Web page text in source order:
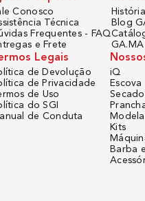
modeladora rotativa 2 em 1 é
ferramentas — um único
Gama Italy conta com
Rotativa Agora
seu cuidado capilar a outro
todos os dias!
de tecnologia e qualidade no
Escova
Conosco
Técnica
Frequentes - FAQ
e Frete
Blog
Legais
de Devolução
de Privacidade
de Uso
do SGI
de Conduta
iQ
Escova
Kits
Barba